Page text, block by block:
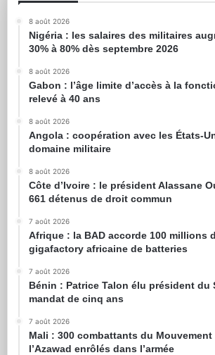
8 août 2026
Nigéria : les salaires des militaires
30% à 80% dès septembre 2026
8 août 2026
Gabon : l’âge limite d’accès à la
relevé à 40 ans
8 août 2026
Angola : coopération avec les États-
domaine militaire
8 août 2026
Côte d’Ivoire : le président Alassane
661 détenus de droit commun
7 août 2026
Afrique : la BAD accorde 100 millions
gigafactory africaine de batteries
7 août 2026
Bénin : Patrice Talon élu président du
mandat de cinq ans
7 août 2026
Mali : 300 combattants du
l’Azawad enrôlés dans l’armée